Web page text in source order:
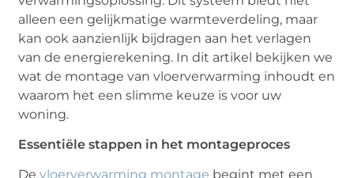
alleen een gelijkmatige warmteverdeling, maar
kan ook aanzienlijk bijdragen aan het verlagen
van de energierekening. In dit artikel bekijken we
wat de montage van vloerverwarming inhoudt en
waarom het een slimme keuze is voor uw
woning.
Essentiële stappen in het montageproces
Devloerverwarming montage begint met een